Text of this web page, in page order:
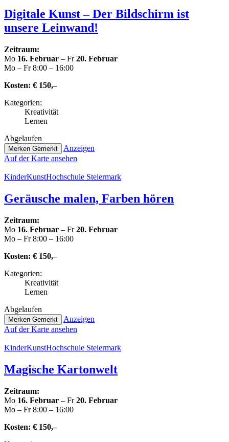
Digitale Kunst – Der Bild­schirm ist
unsere Leinwand!
Zeitraum:
Mo 16. Februar – Fr20. Februar
Mo – Fr 8:00 – 16:00
Kosten: € 150,–
Kate­go­rien:
Krea­ti­vi­tät
Lernen
Abge­lau­fen
Merken Gemerkt
Anzeigen
Auf der Karte ansehen
Kin­der­Kunst­Hoch­schu­le Steiermark
Geräusche malen, Farben hören
Zeitraum:
Mo 16. Februar – Fr20. Februar
Mo – Fr 8:00 – 16:00
Kosten: € 150,–
Kate­go­rien:
Krea­ti­vi­tät
Lernen
Abge­lau­fen
Merken Gemerkt
Anzeigen
Auf der Karte ansehen
Kin­der­Kunst­Hoch­schu­le Steiermark
Magische Kar­ton­welt
Zeitraum:
Mo 16. Februar – Fr20. Februar
Mo – Fr 8:00 – 16:00
Kosten: € 150,–